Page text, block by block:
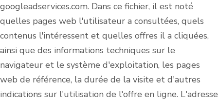
googleadservices.com. Dans ce fichier, il est noté
quelles pages web l'utilisateur a consultées, quels
contenus l'intéressent et quelles offres il a cliquées,
ainsi que des informations techniques sur le
navigateur et le système d'exploitation, les pages
web de référence, la durée de la visite et d'autres
indications sur l'utilisation de l'offre en ligne. L'adresse